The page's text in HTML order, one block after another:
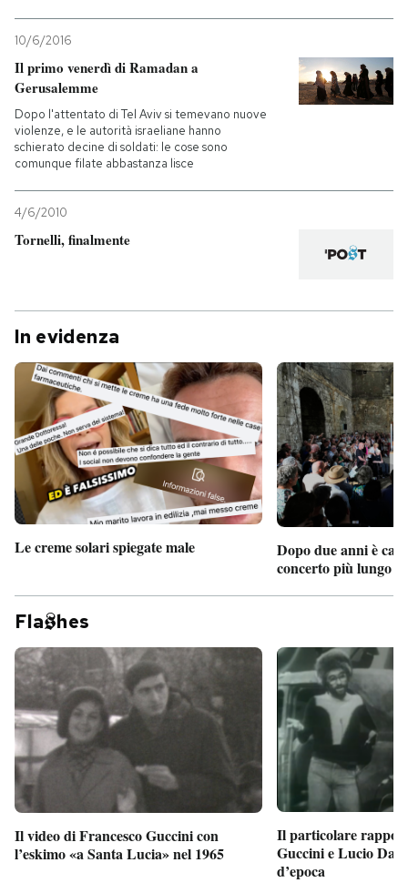
10/6/2016
Il primo venerdì di Ramadan a
Gerusalemme
Dopo l'attentato di Tel Aviv si temevano nuove
violenze, e le autorità israeliane hanno
schierato decine di soldati: le cose sono
comunque filate abbastanza lisce
4/6/2010
Tornelli, finalmente
In evidenza
Le creme solari spiegate male
Dopo due anni è
concerto più lungo
Fla hes
Il video di Francesco Guccini con
l’eskimo «a Santa Lucia» nel 1965
Il particolare
Guccini e Lucio
d’epoca